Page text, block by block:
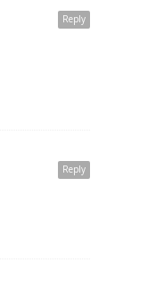
Reply
Reply